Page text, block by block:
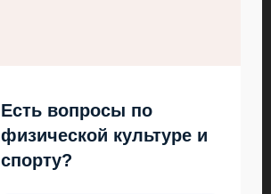
Есть вопросы по
физической культуре и
спорту?